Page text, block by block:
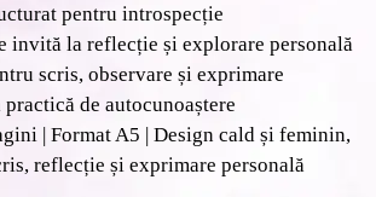
pentru introspecție
invită la reflecție și explorare personală
scris, observare și exprimare
de autocunoaștere
| Format A5 | Design cald și feminin,
reflecție și exprimare personală